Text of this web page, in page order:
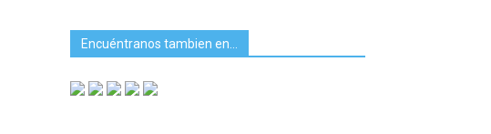
Encuéntranos tambien en…